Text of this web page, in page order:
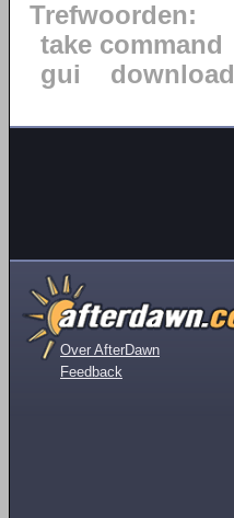
Trefwoorden:
take command
gui
download
Over AfterDawn
Feedback